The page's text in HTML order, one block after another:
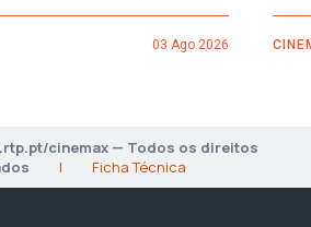
03 Ago 2026
cinemax — Todos os direitos
| Ficha Técnica